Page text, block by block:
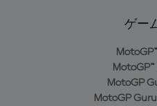
ゲー
MotoGP
MotoGP